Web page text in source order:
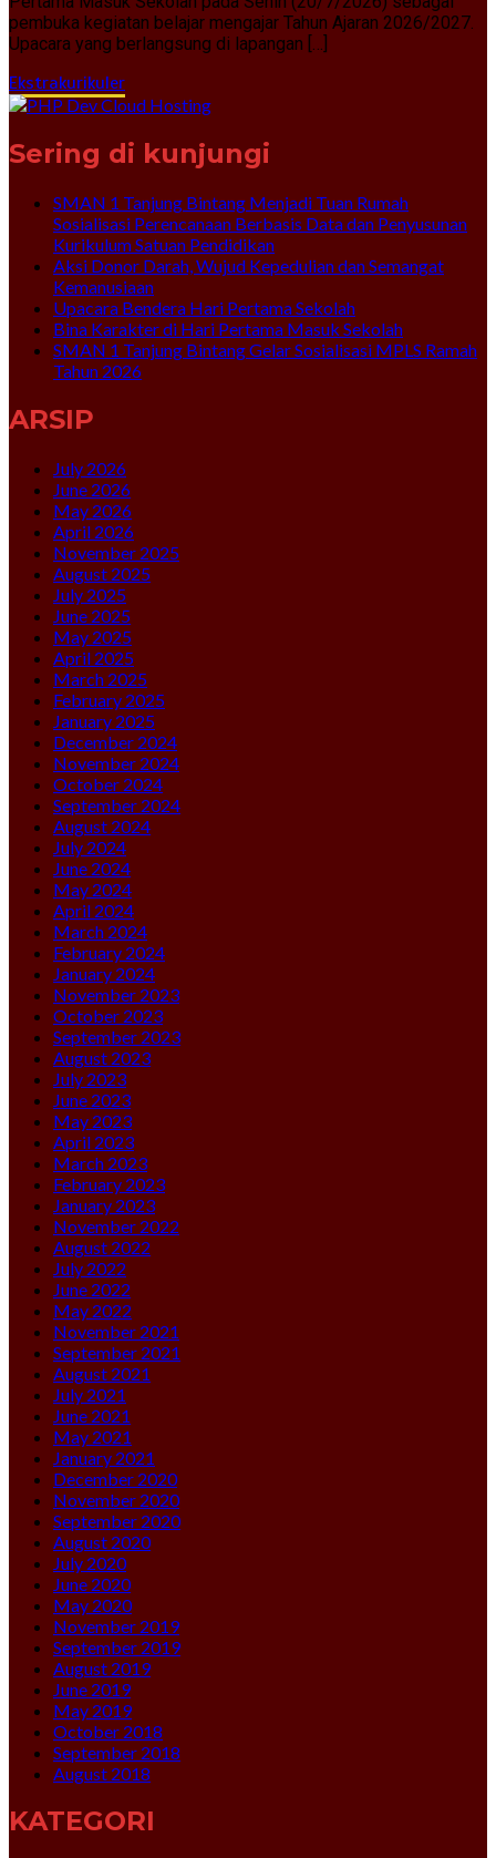
pembuka kegiatan belajar mengajar Tahun Ajaran 2026/2027.
Upacara yang berlangsung di lapangan […]
Ekstrakurikuler
Sering di kunjungi
SMAN 1 Tanjung Bintang Menjadi Tuan Rumah
Sosialisasi Perencanaan Berbasis Data dan Penyusunan
Kurikulum Satuan Pendidikan
Aksi Donor Darah, Wujud Kepedulian dan Semangat
Kemanusiaan
Upacara Bendera Hari Pertama Sekolah
Bina Karakter di Hari Pertama Masuk Sekolah
SMAN 1 Tanjung Bintang Gelar Sosialisasi MPLS Ramah
Tahun 2026
ARSIP
July 2026
June 2026
May 2026
April 2026
November 2025
August 2025
July 2025
June 2025
May 2025
April 2025
March 2025
February 2025
January 2025
December 2024
November 2024
October 2024
September 2024
August 2024
July 2024
June 2024
May 2024
April 2024
March 2024
February 2024
January 2024
November 2023
October 2023
September 2023
August 2023
July 2023
June 2023
May 2023
April 2023
March 2023
February 2023
January 2023
November 2022
August 2022
July 2022
June 2022
May 2022
November 2021
September 2021
August 2021
July 2021
June 2021
May 2021
January 2021
December 2020
November 2020
September 2020
August 2020
July 2020
June 2020
May 2020
November 2019
September 2019
August 2019
June 2019
May 2019
October 2018
September 2018
August 2018
KATEGORI